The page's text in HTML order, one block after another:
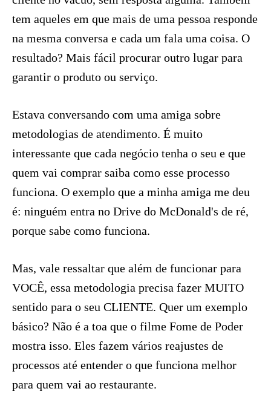
tem aqueles em que mais de uma pessoa responde
na mesma conversa e cada um fala uma coisa. O
resultado? Mais fácil procurar outro lugar para
garantir o produto ou serviço.
Estava conversando com uma amiga sobre
metodologias de atendimento. É muito
interessante que cada negócio tenha o seu e que
quem vai comprar saiba como esse processo
funciona. O exemplo que a minha amiga me deu
é: ninguém entra no Drive do McDonald's de ré,
porque sabe como funciona.
Mas, vale ressaltar que além de funcionar para
VOCÊ, essa metodologia precisa fazer MUITO
sentido para o seu CLIENTE. Quer um exemplo
básico? Não é a toa que o filme Fome de Poder
mostra isso. Eles fazem vários reajustes de
processos até entender o que funciona melhor
para quem vai ao restaurante.